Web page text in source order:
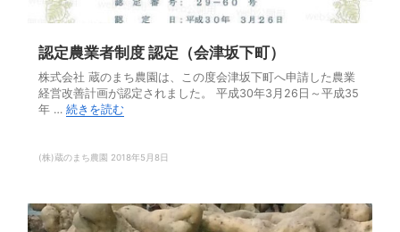
認定農業者制度 認定（会津坂下町）
株式会社 蔵のまち農園は、この度会津坂下町へ申請した農業
経営改善計画が認定されました。 平成30年3月26日～平成35
年 … 続きを読む
(株)蔵のまち農園 2018年5月8日